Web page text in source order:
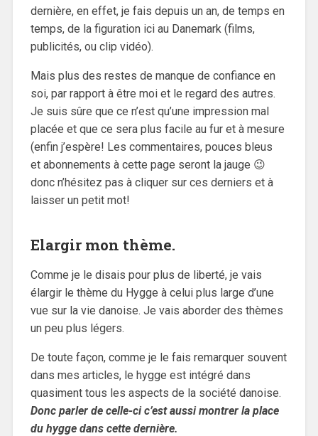
dernière, en effet, je fais depuis un an, de temps en
temps, de la figuration ici au Danemark (films,
publicités, ou clip vidéo).
Mais plus des restes de manque de confiance en
soi, par rapport à être moi et le regard des autres.
Je suis sûre que ce n’est qu’une impression mal
placée et que ce sera plus facile au fur et à mesure
(enfin j’espère! Les commentaires, pouces bleus
et abonnements à cette page seront la jauge 😉
donc n’hésitez pas à cliquer sur ces derniers et à
laisser un petit mot!
Elargir mon thème.
Comme je le disais pour plus de liberté, je vais
élargir le thème du Hygge à celui plus large d’une
vue sur la vie danoise. Je vais aborder des thèmes
un peu plus légers.
De toute façon, comme je le fais remarquer souvent
dans mes articles, le hygge est intégré dans
quasiment tous les aspects de la société danoise.
Donc parler de celle-ci c’est aussi montrer la place
du hygge dans cette dernière.